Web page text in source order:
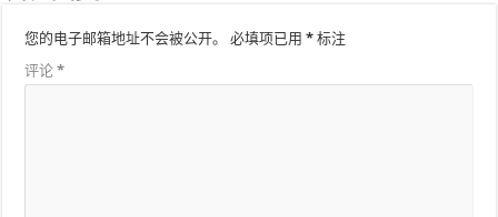
您的电子邮箱地址不会被公开。 必填项已用* 标注
评论*